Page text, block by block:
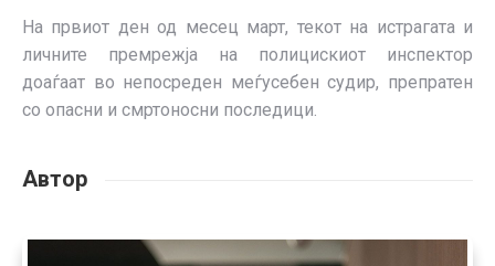
На првиот ден од месец март, текот на истрагата и
личните премрежја на полицискиот инспектор
доаѓаат во непосреден меѓусебен судир, препратен
со опасни и смртоносни последици.
Автор